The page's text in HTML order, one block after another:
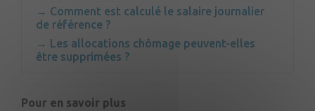
Comment est calculé le salaire journalier
de référence ?
Les allocations chômage peuvent-elles
être supprimées ?
Pour en savoir plus